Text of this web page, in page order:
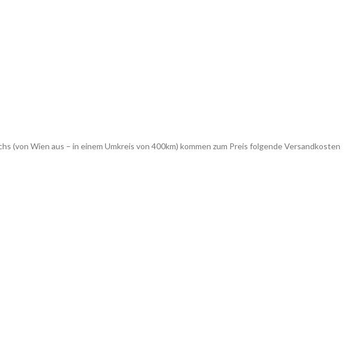
Wien aus – in einem Umkreis von 400km) kommen zum Preis folgende Versandkosten